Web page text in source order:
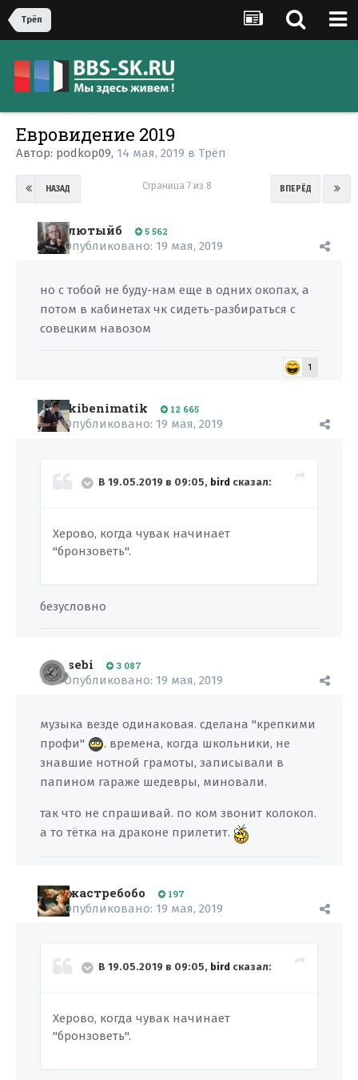
Трёп
Евровидение 2019
Автор: podkop09, 14 мая, 2019 в Трёп
НАЗАД ВПЕРЁД
Страница 7 из 8
лютыйб 5 562
Опубликовано: 19 мая, 2019
но с тобой не буду-нам еще в одних окопах, а
потом в кабинетах чк сидеть-разбираться с
совецким навозом
1
kibenimatik 12 665
Опубликовано: 19 мая, 2019
В 19.05.2019 в 09:05, bird сказал:
Херово, когда чувак начинает
"бронзоветь".
безусловно
sebi 3 087
Опубликовано: 19 мая, 2019
музыка везде одинаковая. сделана "крепкими
профи"
. времена, когда школьники, не
знавшие нотной грамоты, записывали в
папином гараже шедевры, миновали.
так что не спрашивай. по ком звонит колокол.
а то тётка на драконе прилетит.
жастребобо 197
Опубликовано: 19 мая, 2019
В 19.05.2019 в 09:05, bird сказал:
Херово, когда чувак начинает
"бронзоветь".